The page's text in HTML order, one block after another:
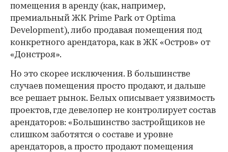
помещения в аренду (как, например,
премиальный ЖК Prime Park от Optima
Development), либо продавая помещения под
конкретного арендатора, как в ЖК «Остров» от
«Донстроя».
Но это скорее исключения. В большинстве
случаев помещения просто продают, и дальше
все решает рынок. Белых описывает уязвимость
проектов, где девелопер не контролирует состав
арендаторов: «Большинство застройщиков не
слишком заботятся о составе и уровне
арендаторов, а просто продают помещения